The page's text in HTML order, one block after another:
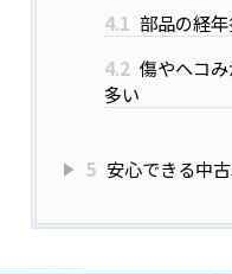
4.1 部品の経
4.2 傷やヘコ
多い
5 安心できる中